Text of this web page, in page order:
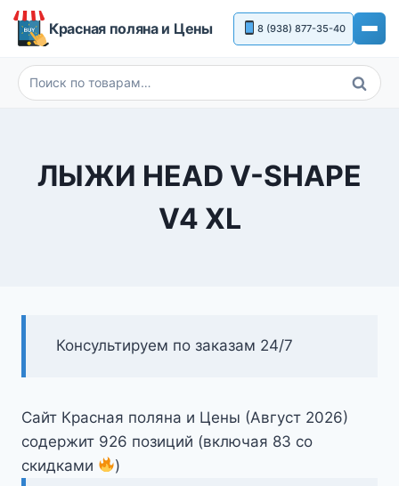
Перейти
Красная поляна и Цены 8 (938) 877-35-40
Искать:
Поиск
ЛЫЖИ HEAD V-SHAPE
V4 XL
Консультируем по заказам 24/7
Сайт Красная поляна и Цены (Август 2026)
содержит 926 позиций (включая 83 со
скидками
)